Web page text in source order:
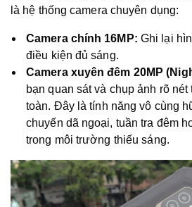
là hệ thống camera chuyên dụng:
Camera chính 16MP: Ghi lại
điều kiện đủ sáng.
Camera xuyên đêm 20MP
bạn quan sát và chụp ảnh rõ
toàn. Đây là tính năng vô cùng
chuyến dã ngoại, tuần tra đêm
trong môi trường thiếu sáng.